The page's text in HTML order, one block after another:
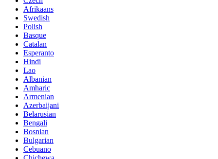
Afrikaans
Swedish
Polish
Basque
Catalan
Esperanto
Hindi
Lao
Albanian
Amharic
Armenian
Azerbaijani
Belarusian
Bengali
Bosnian
Bulgarian
Cebuano